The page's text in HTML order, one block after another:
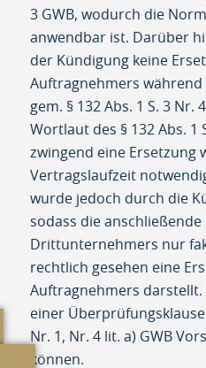
3 GWB, wodurch die
anwendbar ist. Darüber
der Kündigung keine
Auftragnehmers
gem. § 132 Abs. 1 S. 3 Nr.
Wortlaut des § 132 Abs. 1
zwingend eine Ersetzung
Vertragslaufzeit
wurde jedoch durch die
sodass die
Drittunternehmers nur
rechtlich gesehen eine
Auftragnehmers darstellt.
einer Überprüfungsklausel
Nr. 1, Nr. 4 lit. a) GWB
können.